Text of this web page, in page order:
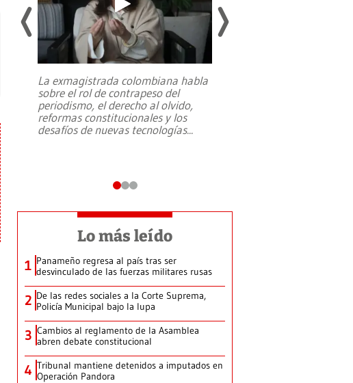
La exmagistrada colombiana habla
sobre el rol de contrapeso del
periodismo, el derecho al olvido,
reformas constitucionales y los
desafíos de nuevas tecnologías...
Lo más leído
1 Panameño regresa al país tras ser
desvinculado de las fuerzas militares rusas
2 De las redes sociales a la Corte Suprema,
Policía Municipal bajo la lupa
3 Cambios al reglamento de la Asamblea
abren debate constitucional
4 Tribunal mantiene detenidos a imputados en
Operación Pandora